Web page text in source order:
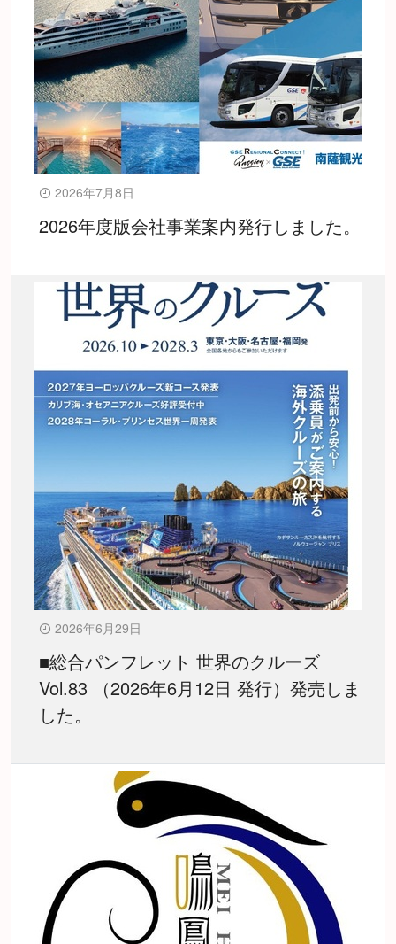
2026年7月8日
2026年度版会社事業案内発行しました。
2026年6月29日
■総合パンフレット 世界のクルーズ
Vol.83 （2026年6月12日 発行）発売しま
した。